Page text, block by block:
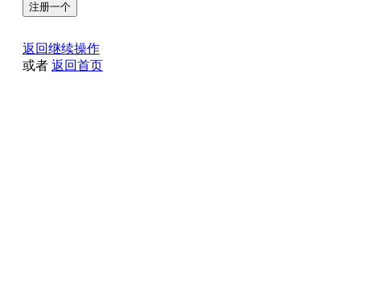
注册一个
返回继续操作
或者 返回首页